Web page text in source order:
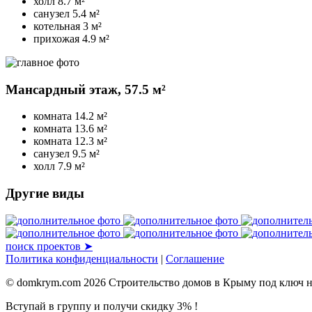
санузел 5.4 м²
котельная 3 м²
прихожая 4.9 м²
Мансардный этаж, 57.5 м²
комната 14.2 м²
комната 13.6 м²
комната 12.3 м²
санузел 9.5 м²
холл 7.9 м²
Другие виды
поиск проектов ➤
Политика конфиденциальности | Соглашение
© domkrym.com 2026 Строительство домов в Крыму под ключ
Вступай в группу и получи скидку 3% !